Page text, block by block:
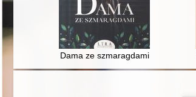
Dama ze szmaragdami